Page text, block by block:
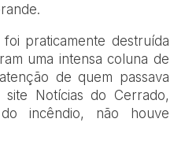
praticamente destruída
uma intensa coluna de
de quem passava
Notícias do Cerrado,
incêndio, não houve